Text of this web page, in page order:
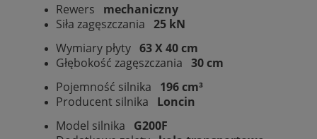
Rewers mechaniczny
Siła zagęszczania 25 kN
Wymiary płyty 63 X 40 cm
Głębokość zagęszczania 30 cm
Pojemność silnika 196 cm³
Producent silnika Loncin
Model silnika G200F